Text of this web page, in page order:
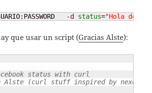
-d status="Hola desde
que usar un script (Gracias Alste):
status with curl
Alste (curl stuff inspired by